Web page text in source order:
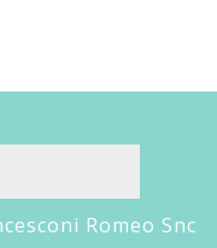
Romeo Snc